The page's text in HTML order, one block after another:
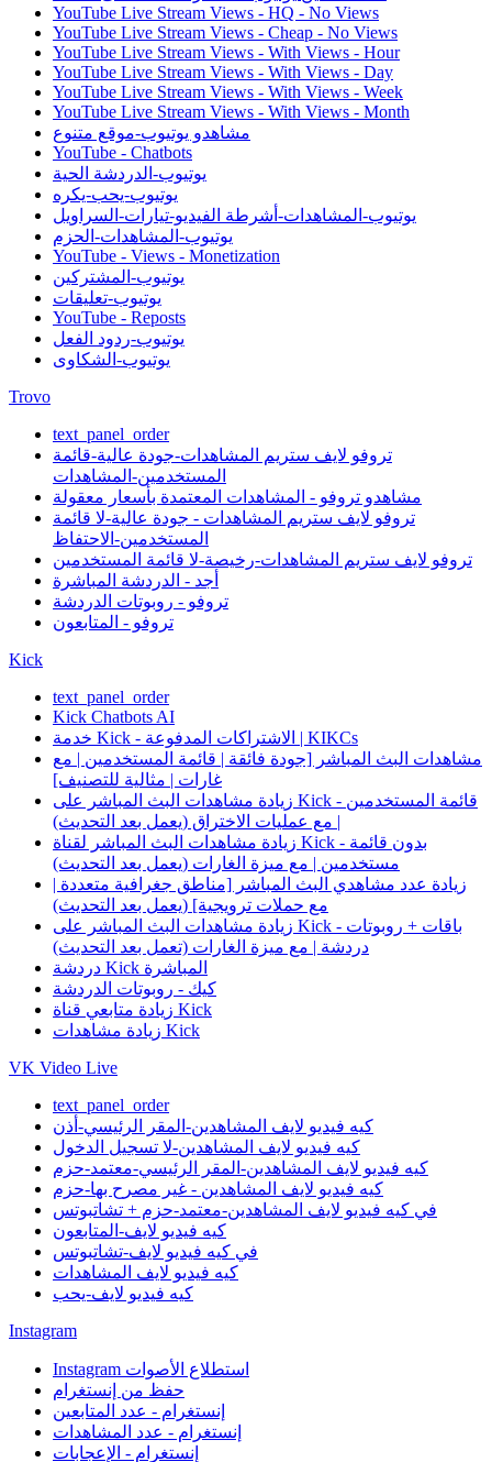
YouTube Live Stream Views - HQ - No Views
YouTube Live Stream Views - Cheap - No Views
YouTube Live Stream Views - With Views - Hour
YouTube Live Stream Views - With Views - Day
YouTube Live Stream Views - With Views - Week
YouTube Live Stream Views - With Views - Month
مشاهدو يوتيوب-موقع متنوع
YouTube - Chatbots
يوتيوب-الدردشة الحية
يوتيوب-يحب-يكره
يوتيوب-المشاهدات-أشرطة الفيديو-تيارات-السراويل
يوتيوب-المشاهدات-الحزم
YouTube - Views - Monetization
يوتيوب-المشتركين
يوتيوب-تعليقات
YouTube - Reposts
يوتيوب-ردود الفعل
يوتيوب-الشكاوى
Trovo
text_panel_order
تروفو لايف ستريم المشاهدات-جودة عالية-قائمة
المستخدمين-المشاهدات
مشاهدو تروفو - المشاهدات المعتمدة بأسعار معقولة
تروفو لايف ستريم المشاهدات - جودة عالية-لا قائمة
المستخدمين-الاحتفاظ
تروفو لايف ستريم المشاهدات-رخيصة-لا قائمة المستخدمين
أجد - الدردشة المباشرة
تروفو - روبوتات الدردشة
تروفو - المتابعون
Kick
text_panel_order
Kick Chatbots AI
خدمة Kick - الاشتراكات المدفوعة | KIKCs
مشاهدات البث المباشر [جودة فائقة | قائمة المستخدمين | مع
غارات | مثالية للتصنيف]
زيادة مشاهدات البث المباشر على Kick - قائمة المستخدمين
| مع عمليات الاختراق (يعمل بعد التحديث)
زيادة مشاهدات البث المباشر لقناة Kick - بدون قائمة
مستخدمين | مع ميزة الغارات (يعمل بعد التحديث)
زيادة عدد مشاهدي البث المباشر [مناطق جغرافية متعددة |
مع حملات ترويجية] (يعمل بعد التحديث)
زيادة مشاهدات البث المباشر على Kick - باقات + روبوتات
دردشة | مع ميزة الغارات (تعمل بعد التحديث)
دردشة Kick المباشرة
كيك - روبوتات الدردشة
زيادة متابعي قناة Kick
زيادة مشاهدات Kick
VK Video Live
text_panel_order
كيه فيديو لايف المشاهدين-المقر الرئيسي-أذن
كيه فيديو لايف المشاهدين-لا تسجيل الدخول
كيه فيديو لايف المشاهدين-المقر الرئيسي-معتمد-حزم
كيه فيديو لايف المشاهدين - غير مصرح بها-حزم
في كيه فيديو لايف المشاهدين-معتمد-حزم + تشاتبوتس
كيه فيديو لايف-المتابعون
في كيه فيديو لايف-تشاتبوتس
كيه فيديو لايف المشاهدات
كيه فيديو لايف-يحب
Instagram
Instagram استطلاع الأصوات
حفظ من إنستغرام
إنستغرام - عدد المتابعين
إنستغرام - عدد المشاهدات
إنستغرام - الإعجابات